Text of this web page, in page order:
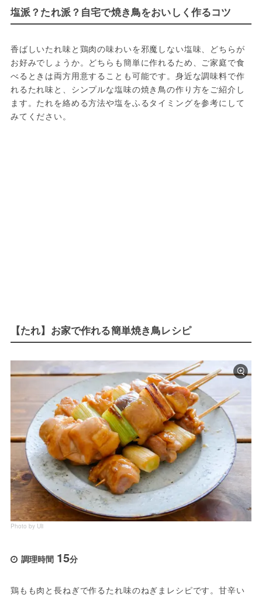
塩派？たれ派？自宅で焼き鳥をおいしく作るコツ
香ばしいたれ味と鶏肉の味わいを邪魔しない塩味、どちらが
お好みでしょうか。どちらも簡単に作れるため、ご家庭で食
べるときは両方用意することも可能です。身近な調味料で作
れるたれ味と、シンプルな塩味の焼き鳥の作り方をご紹介し
ます。たれを絡める方法や塩をふるタイミングを参考にして
みてください。
【たれ】お家で作れる簡単焼き鳥レシピ
Photo by Uli
調理時間 15分
鶏もも肉と長ねぎで作るたれ味のねぎまレシピです。甘辛い